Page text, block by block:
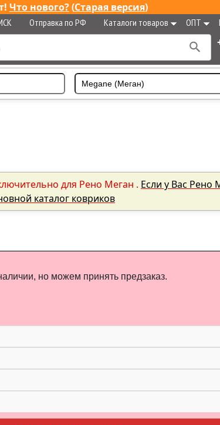
Что нового?(Старая версия)
Отправка по РФ Каталоги товаров ОПТ
для Рено Меган . Если у Вас Рено
каталог ковриков
но можем принять предзаказ.